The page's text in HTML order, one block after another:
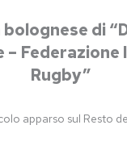
bolognese di
– Federazione
Rugby”
apparso sul Resto